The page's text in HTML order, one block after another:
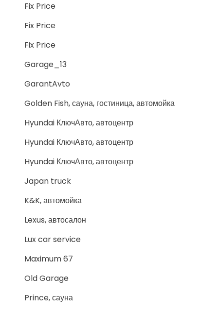
Fix Price
Fix Price
Fix Price
Garage_13
GarantAvto
Golden Fish, сауна, гостиница, автомойка
Hyundai КлючАвто, автоцентр
Hyundai КлючАвто, автоцентр
Hyundai КлючАвто, автоцентр
Japan truck
K&K, автомойка
Lexus, автосалон
Lux car service
Maximum 67
Old Garage
Prince, сауна